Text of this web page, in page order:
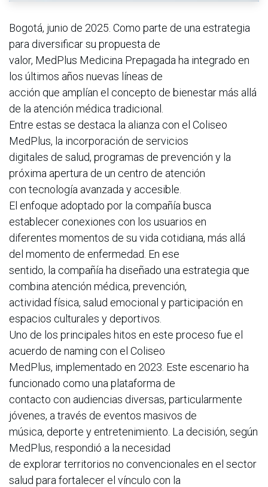
Bogotá, junio de 2025. Como parte de una estrategia
para diversificar su propuesta de
valor, MedPlus Medicina Prepagada ha integrado en
los últimos años nuevas líneas de
acción que amplían el concepto de bienestar más allá
de la atención médica tradicional.
Entre estas se destaca la alianza con el Coliseo
MedPlus, la incorporación de servicios
digitales de salud, programas de prevención y la
próxima apertura de un centro de atención
con tecnología avanzada y accesible.
El enfoque adoptado por la compañía busca
establecer conexiones con los usuarios en
diferentes momentos de su vida cotidiana, más allá
del momento de enfermedad. En ese
sentido, la compañía ha diseñado una estrategia que
combina atención médica, prevención,
actividad física, salud emocional y participación en
espacios culturales y deportivos.
Uno de los principales hitos en este proceso fue el
acuerdo de naming con el Coliseo
MedPlus, implementado en 2023. Este escenario ha
funcionado como una plataforma de
contacto con audiencias diversas, particularmente
jóvenes, a través de eventos masivos de
música, deporte y entretenimiento. La decisión, según
MedPlus, respondió a la necesidad
de explorar territorios no convencionales en el sector
salud para fortalecer el vínculo con la